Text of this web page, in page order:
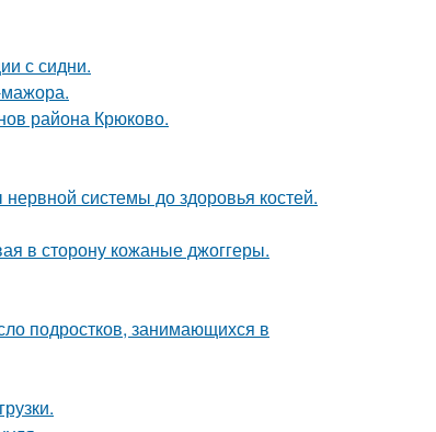
с сидни.
района Крюково.
системы до здоровья костей.
в сторону кожаные джоггеры.
подростков, занимающихся в